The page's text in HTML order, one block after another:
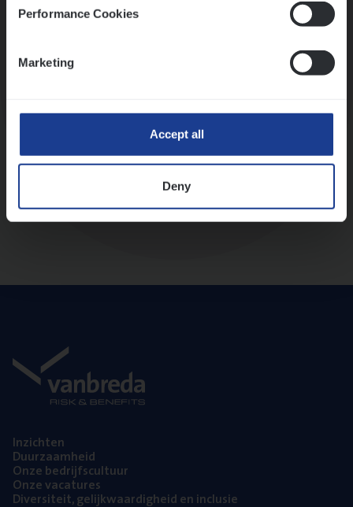
Performance Cookies
Marketing
Accept all
Deny
Inzich­ten
Duur­zaam­heid
Onze bedrijfs­cul­tuur
Onze vaca­tu­res
Diver­si­teit, gelijk­waar­dig­heid en inclusie